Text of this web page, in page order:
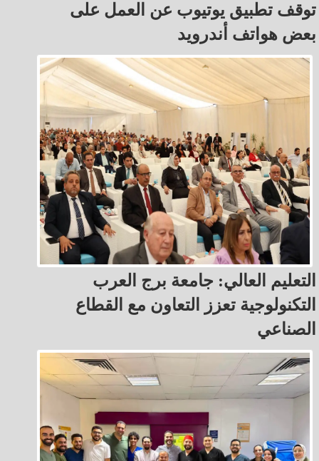
توقف تطبيق يوتيوب عن العمل على
بعض هواتف أندرويد
التعليم العالي: جامعة برج العرب
التكنولوجية تعزز التعاون مع القطاع
الصناعي